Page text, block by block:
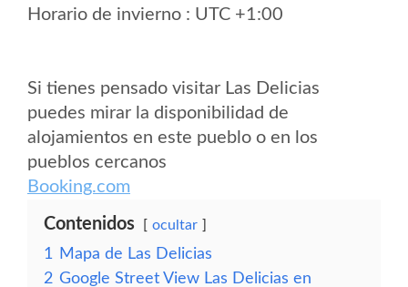
Horario de invierno : UTC +1:00
Si tienes pensado visitar Las Delicias
puedes mirar la disponibilidad de
alojamientos en este pueblo o en los
pueblos cercanos
Booking.com
Contenidos ocultar
1
Mapa de Las Delicias
2 Google Street View Las Delicias en